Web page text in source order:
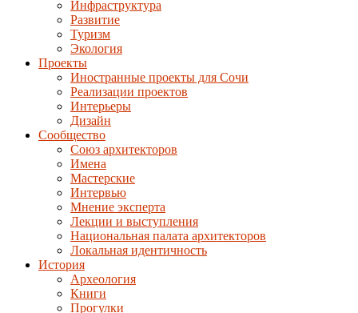
Инфраструктура
Развитие
Туризм
Экология
Проекты
Иностранные проекты для Сочи
Реализации проектов
Интерьеры
Дизайн
Сообщество
Союз архитекторов
Имена
Мастерские
Интервью
Мнение эксперта
Лекции и выступления
Национальная палата архитекторов
Локальная идентичность
История
Археология
Книги
Прогулки